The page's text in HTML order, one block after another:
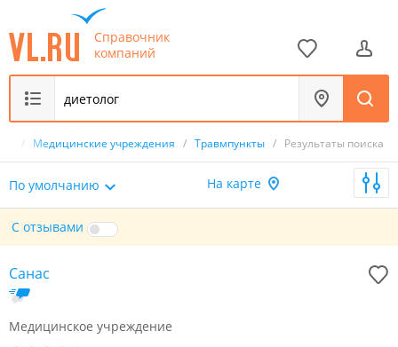
Справочник
компаний
/ Медицинские учреждения / Травмпункты / Результаты поиска
По умолчанию На карте
С отзывами
Санас
Медицинское учреждение